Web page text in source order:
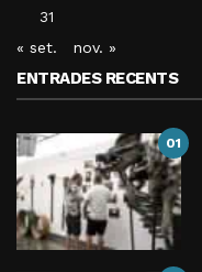
31
« set. nov. »
ENTRADES RECENTS
01